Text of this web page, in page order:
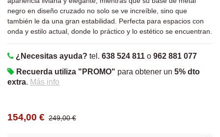
negro en diseño cruzado no solo se ve increíble, sino que
también le da una gran estabilidad. Perfecta para espacios con
onda y estilo actual, donde lo práctico y lo estético se encuentran.
¿Necesitas ayuda? tel. 638 524 811 o 962 881 077
Recuerda utiliza "PROMO" para obtener un 5% dto
extra. Más info
154,00 € 249,00 €